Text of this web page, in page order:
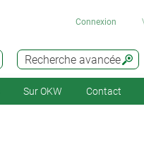
Recherche avancée
Connexion
Sur OKW Contact